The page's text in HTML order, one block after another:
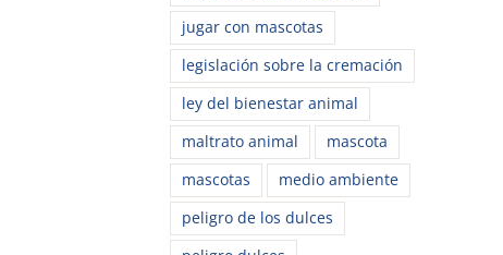
jugar con mascotas
legislación sobre la cremación
ley del bienestar animal
maltrato animal
mascota
mascotas
medio ambiente
peligro de los dulces